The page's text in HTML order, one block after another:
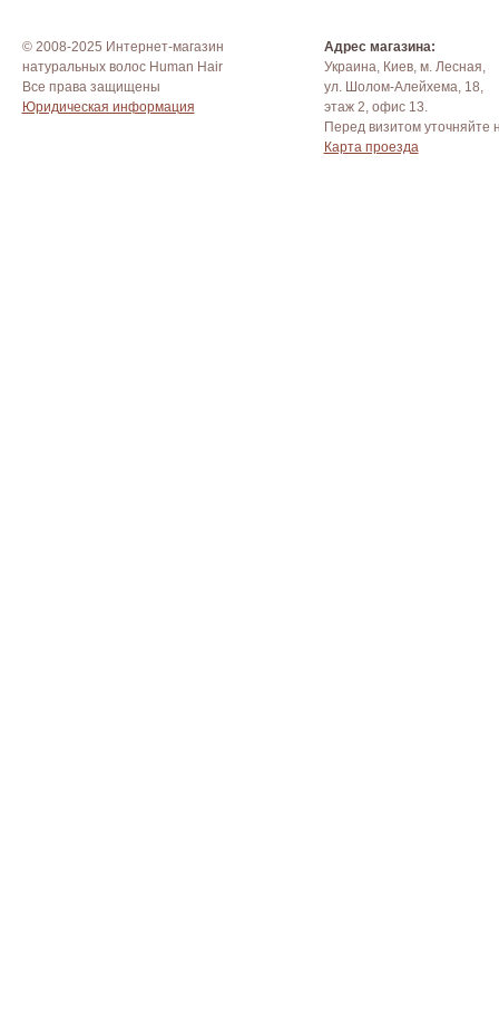
© 2008-2025 Интернет-магазин
натуральных волос Human Hair
Все права защищены
Юридическая информация
Адрес магазина:
Украина, Киев, м. Лесная,
ул. Шолом-Алейхема, 18,
этаж 2, офис 13.
Перед визитом уточняйте
Карта проезда